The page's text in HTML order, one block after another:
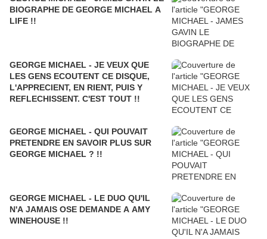
BIOGRAPHE DE GEORGE MICHAEL A
LIFE !!
GEORGE MICHAEL - JE VEUX QUE
LES GENS ECOUTENT CE DISQUE,
L'APPRECIENT, EN RIENT, PUIS Y
REFLECHISSENT. C'EST TOUT !!
GEORGE MICHAEL - QUI POUVAIT
PRETENDRE EN SAVOIR PLUS SUR
GEORGE MICHAEL ? !!
GEORGE MICHAEL - LE DUO QU'IL
N'A JAMAIS OSE DEMANDE A AMY
WINEHOUSE !!